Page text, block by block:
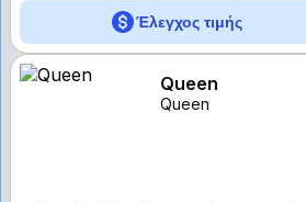
Έλεγχος τιμής
Queen
Queen